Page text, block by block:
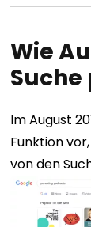
Wie
Im August
Funktion
von den